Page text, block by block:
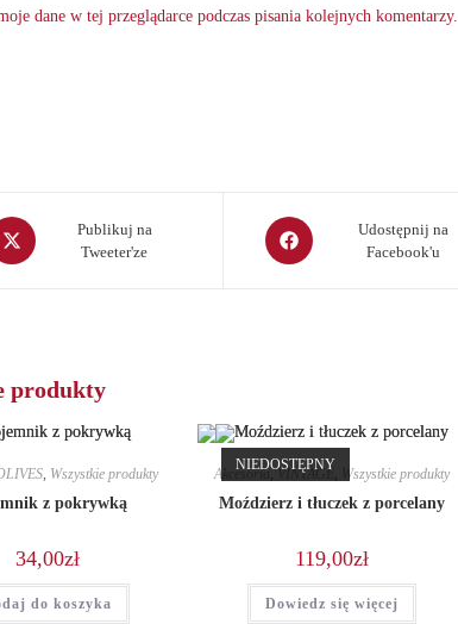
dane w tej przeglądarce podczas pisania kolejnych komentarzy.
Publikuj na
Tweeter'ze
Opens
in
Udostępnij na
Facebook'u
produkty
, Wszystkie produkty
z pokrywką
34,00zł
do koszyka
NIEDOSTĘPNY
Akcesoria ,VINTAGE , Wszystkie produkty
Moździerz i tłuczek z porcelany
119,00zł
Dowiedz się więcej